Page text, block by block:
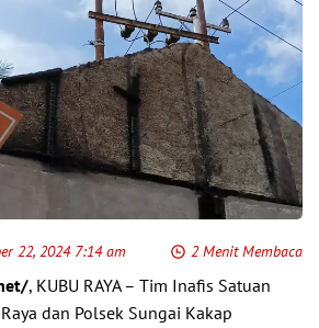
22, 2024 7:14 am 2 Menit Membaca
, KUBU RAYA – Tim Inafis Satuan
dan Polsek Sungai Kakap